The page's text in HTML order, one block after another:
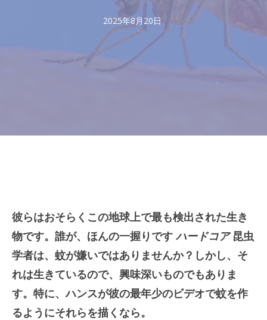
2025年8月20日
彼らはおそらくこの地球上で最も検出された生き
物です。誰が、ほんの一握りですハードコア昆虫
学者は、蚊が嫌いではありませんか？しかし、そ
れは生きているので、興味深いものでもありま
す。特に、ハンスが彼の最年少のビデオで蚊を作
るようにそれらを描くなら。